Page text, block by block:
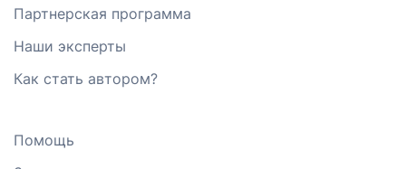
Партнерская программа
Наши эксперты
Как стать автором?
Помощь